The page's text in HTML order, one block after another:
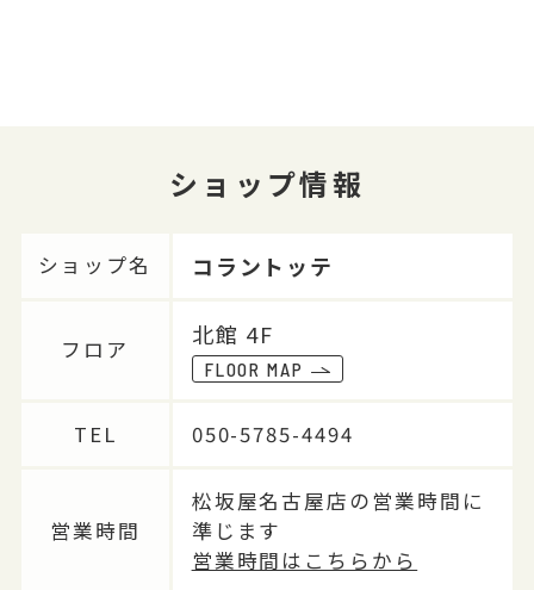
ショップ情報
ショップ名 コラントッテ
フロア
北館 4F
FLOOR MAP
TEL 050-5785-4494
営業時間
松坂屋名古屋店の営業時間に
準じます
営業時間はこちらから